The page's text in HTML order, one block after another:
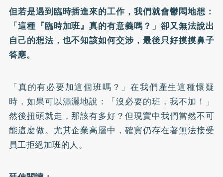
但若是遇到臨時插進來的工作，我們就會鬱悶地想：
「這種『臨時加班』真的有意義嗎？」卻又無法說出
自己的想法，也不知該如何交涉，最後只好摸摸鼻子
答應。
「真的有必要加這個班嗎？」在我們產生這種懷疑
時，如果可以瀟灑地說：「沒必要的班，我不加！」
然後扭頭就走，那該有多好？但現實中我們當然不可
能這麼做。尤其企業高層中，確實仍存在著無法接受
員工拒絕加班的人。